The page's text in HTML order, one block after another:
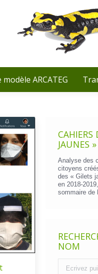
modèle ARCATEG
CAHIERS
JAUNES »
Analyse des
citoyens
des « Gilets
en 2018-
sommaire de
NOM